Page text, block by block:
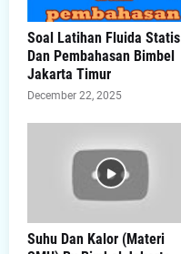
Soal Latihan Fluida Statis
Dan Pembahasan Bimbel
Jakarta Timur
December 22, 2025
Suhu Dan Kalor (Materi